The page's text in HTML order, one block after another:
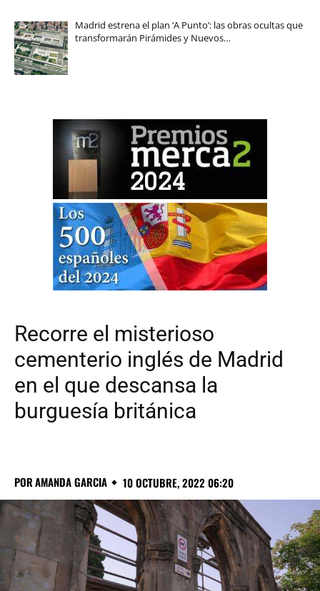
Madrid estrena el plan ‘A Punto’: las obras ocultas que
transformarán Pirámides y Nuevos…
Recorre el misterioso
cementerio inglés de Madrid
en el que descansa la
burguesía británica
PORAMANDA GARCIA 10 OCTUBRE, 2022 06:20